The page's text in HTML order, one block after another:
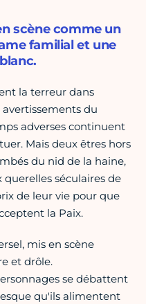
scène comme un
familial et une
la terreur dans
du
adverses continuent
Mais deux êtres hors
du nid de la haine,
séculaires de
de leur vie pour que
la Paix.
mis en scène
et drôle.
se débattent
qu'ils alimentent